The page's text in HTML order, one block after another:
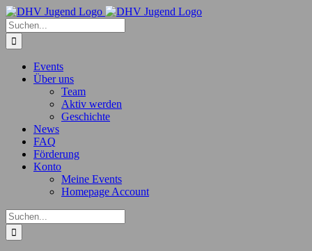
Zum
Inhalt
springen
Suche
nach:
Events
Über uns
Team
Aktiv werden
Geschichte
News
FAQ
Förderung
Konto
Meine Events
Homepage Account
Suche
nach: